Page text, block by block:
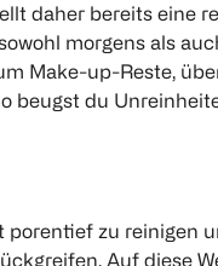
daher bereits eine
morgens als
Make-up-Reste,
beugst du
porentief zu reinigen
Auf diese